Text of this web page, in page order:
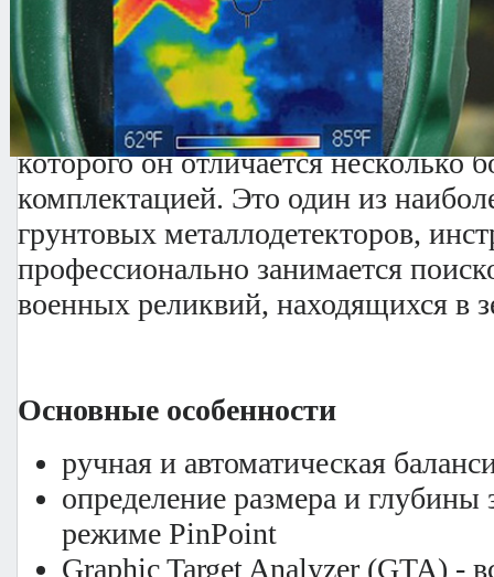
GARRETT GTI 2500 PRO
PACKAGE -Профессиональный
GTI 2500 pro обладает всеми
таким популярным
которого он отличается несколько
комплектацией. Это один из
грунтовых металлодетекторов,
профессионально занимается
военных реликвий, находящихся в
Основные особенности
ручная и автоматическая
определение размера и глубины
режиме PinРoint
Graphic Target Analyzer (GTA) -